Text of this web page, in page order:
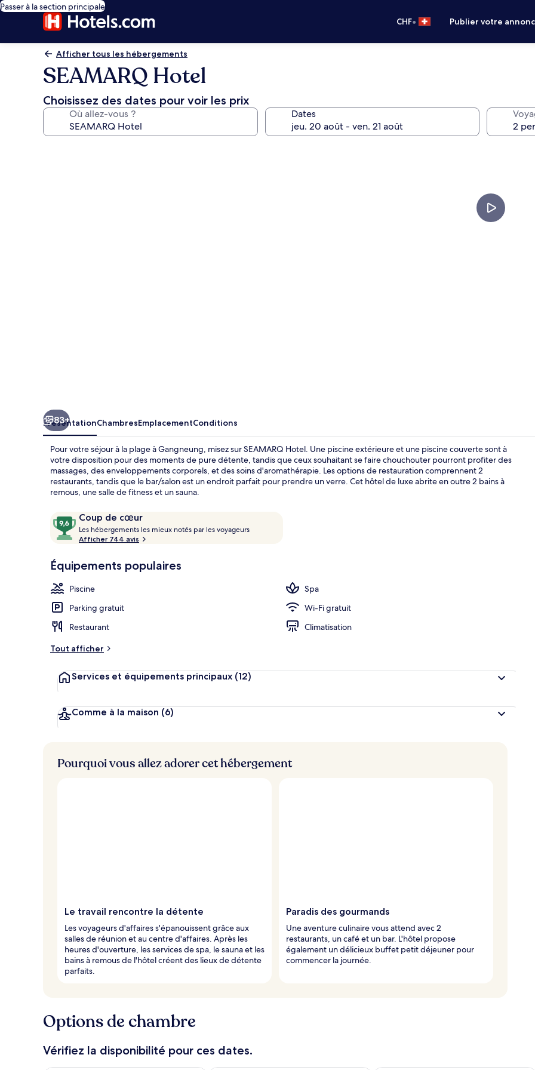
Passer à la section principale
CHF• Publier votre
Afficher tous les hébergements
SEAMARQ Hotel
Choisissez des dates pour voir les prix
Où allez-vous ? Dates
83+
PrésentationChambresEmplacementConditions
Pour votre séjour à la plage à Gangneung, misez sur SEAMARQ Hotel. Une piscine extérieure et une piscine couverte sont à
votre disposition pour des moments de pure détente, tandis que ceux souhaitant se faire chouchouter pourront profiter des
massages, des enveloppements corporels, et des soins d'aromathérapie. Les options de restauration comprennent 2
restaurants, tandis que le bar/salon est un endroit parfait pour prendre un verre. Cet hôtel de luxe abrite en outre 2 bains à
remous, une salle de fitness et un sauna.
Avis
voyageurs
Coup de cœur
9,6
sur
10,
de
Les hébergements les mieux notés par les voyageurs
n
i
s
s
Afficher 744 avis
Équipements populaires
Piscine
Spa
Parking gratuit
Wi-Fi gratuit
Restaurant
Climatisation
Tout afficher
Services et équipements principaux (12)
Comme à la maison (6)
Pourquoi vous allez adorer cet hébergement
Le travail rencontre la détente
Les voyageurs d'affaires s'épanouissent grâce aux
salles de réunion et au centre d'affaires. Après les
heures d'ouverture, les services de spa, le sauna et les
bains à remous de l'hôtel créent des lieux de détente
parfaits.
Paradis des gourmands
Une aventure culinaire vous attend avec 2
restaurants, un café et un bar. L'hôtel propose
également un délicieux buffet petit déjeuner pour
commencer la journée.
Options de chambre
Vérifiez la disponibilité pour ces dates.